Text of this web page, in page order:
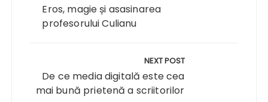
articole
Eros, magie și asasinarea
profesorului Culianu
NEXT POST
De ce media digitală este cea
mai bună prietenă a scriitorilor